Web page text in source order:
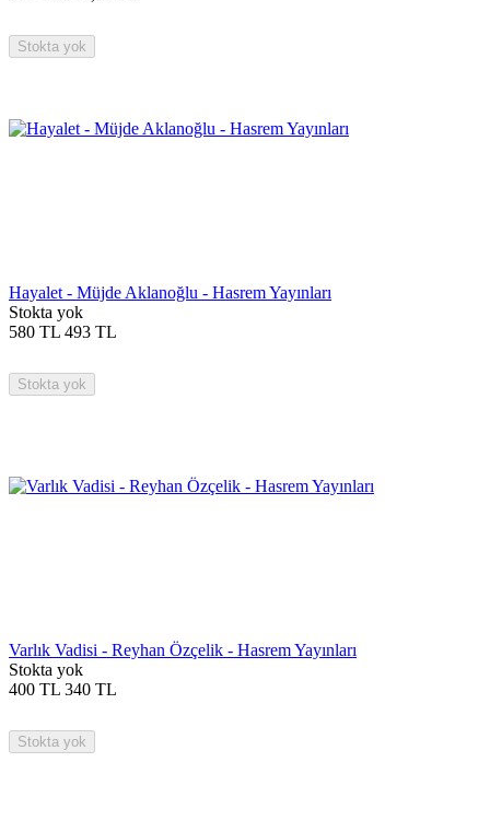
Stokta yok
Hayalet - Müjde Aklanoğlu - Hasrem Yayınları
Stokta yok
580 TL 493 TL
Stokta yok
Varlık Vadisi - Reyhan Özçelik - Hasrem Yayınları
Stokta yok
400 TL 340 TL
Stokta yok